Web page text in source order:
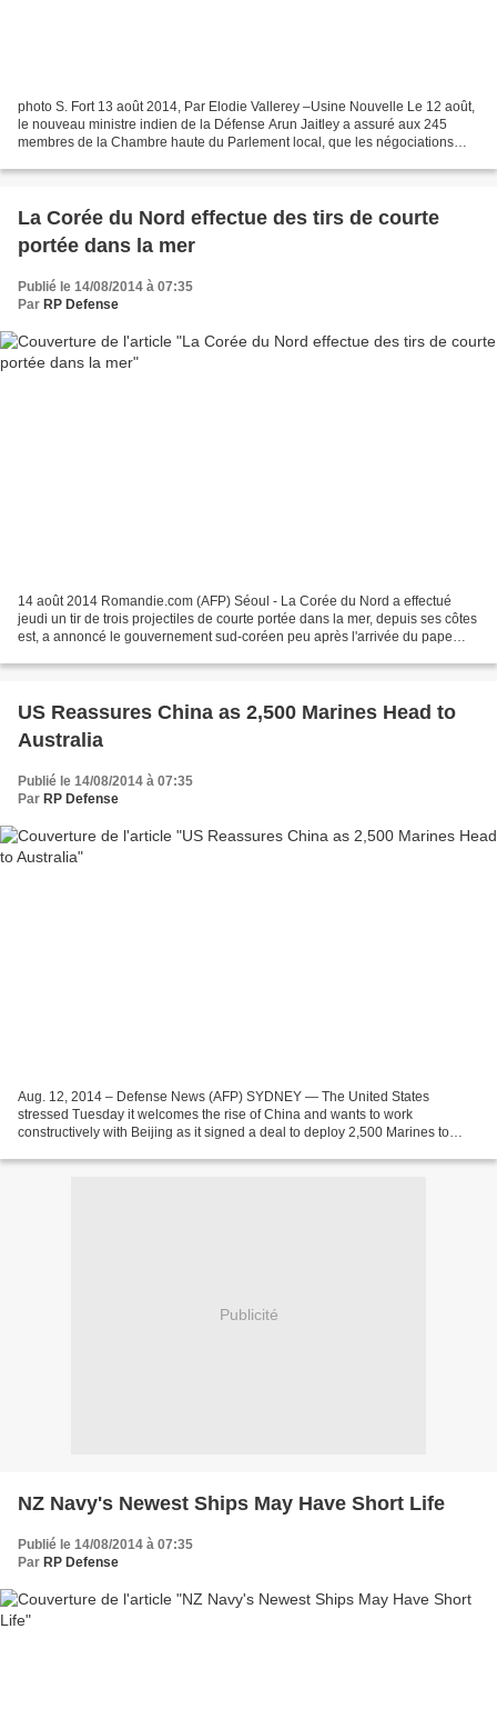
photo S. Fort 13 août 2014, Par Elodie Vallerey –Usine Nouvelle Le 12 août,
le nouveau ministre indien de la Défense Arun Jaitley a assuré aux 245
membres de la Chambre haute du Parlement local, que les négociations
La Corée du Nord effectue des tirs de courte
portée dans la mer
Publié le 14/08/2014 à 07:35
Par RP Defense
14 août 2014 Romandie.com (AFP) Séoul - La Corée du Nord a effectué
jeudi un tir de trois projectiles de courte portée dans la mer, depuis ses côtes
est, a annoncé le gouvernement sud-coréen peu après l'arrivée du pape
US Reassures China as 2,500 Marines Head to
Australia
Publié le 14/08/2014 à 07:35
Par RP Defense
Aug. 12, 2014 – Defense News (AFP) SYDNEY — The United States
stressed Tuesday it welcomes the rise of China and wants to work
constructively with Beijing as it signed a deal to deploy 2,500 Marines to
Publicité
NZ Navy's Newest Ships May Have Short Life
Publié le 14/08/2014 à 07:35
Par RP Defense